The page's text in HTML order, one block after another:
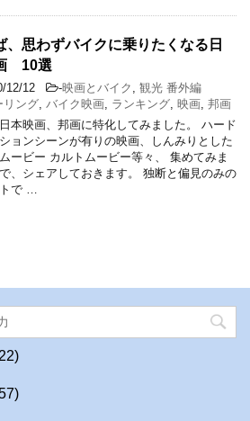
、思わずバイクに乗りたくなる日
10選
12/12 -映画とバイク
観光 番外編
リング
バイク映画 ランキング 映画 邦画
本映画、邦画に特化してみました。 ハード
ョンシーンが有りの映画、しんみりとした
ービー カルトムービー等々、 集めてみま
、シェアしておきます。 独断と偏見のみの
で …